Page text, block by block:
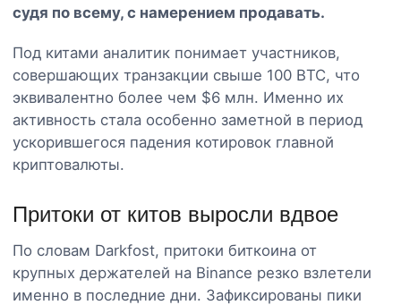
судя по всему, с намерением продавать.
Под китами аналитик понимает участников,
совершающих транзакции свыше 100 BTC, что
эквивалентно более чем $6 млн. Именно их
активность стала особенно заметной в период
ускорившегося падения котировок главной
криптовалюты.
Притоки от китов выросли вдвое
По словам Darkfost, притоки биткоина от
крупных держателей на Binance резко взлетели
именно в последние дни. Зафиксированы пики